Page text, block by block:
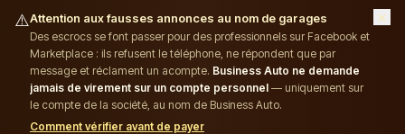
⚠️Attention aux fausses annonces au nom de garages
Des escrocs se font passer pour des professionnels sur Facebook et
Marketplace : ils refusent le téléphone, ne répondent que par
message et réclament un acompte. Business Auto ne demande
jamais de virement sur un compte personnel — uniquement sur
le compte de la société, au nom de Business Auto.
Comment vérifier avant de payer
×